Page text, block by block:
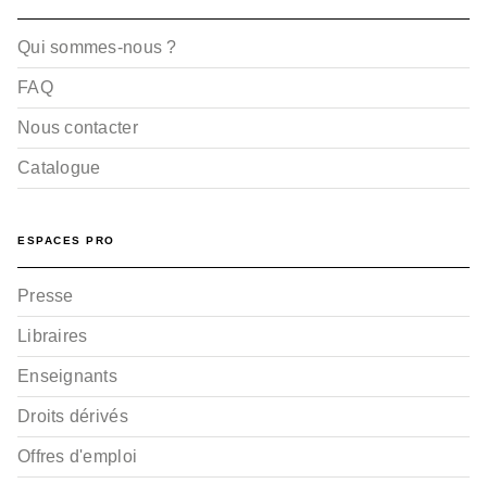
Qui sommes-nous ?
FAQ
Nous contacter
Catalogue
ESPACES PRO
Presse
Libraires
Enseignants
Droits dérivés
Offres d'emploi